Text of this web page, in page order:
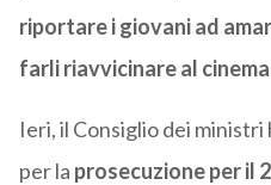
riportare i giovani ad
farli riavvicinare al
Ieri, il Consiglio dei
per la prosecuzione per il